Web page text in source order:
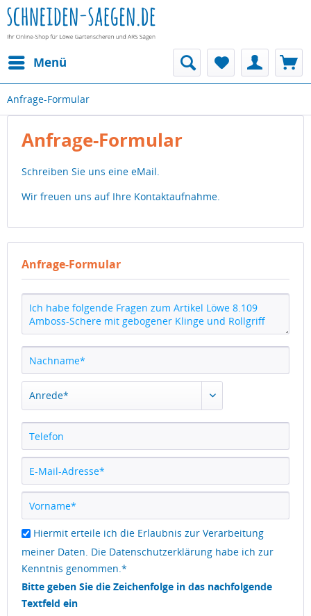
Menü
Anfrage-Formular
Anfrage-Formular
Schreiben Sie uns eine eMail.
Wir freuen uns auf Ihre Kontaktaufnahme.
Anfrage-Formular
Hiermit erteile ich die Erlaubnis zur Verarbeitung
meiner Daten. Die Datenschutzerklärung habe ich zur
Kenntnis genommen.*
Bitte geben Sie die Zeichenfolge in das nachfolgende
Textfeld ein